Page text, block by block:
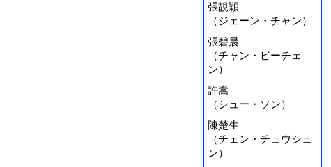
張靚穎
（ジェーン・チャン）
張碧晨
（チャン・ビーチェ
ン）
許嵩
（シュー・ソン）
陳楚生
（チェン・チュウシェ
ン）